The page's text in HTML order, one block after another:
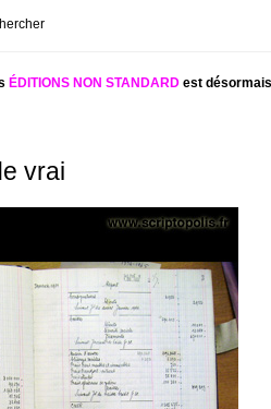
ÉDITIONS NON STANDARDest
vrai